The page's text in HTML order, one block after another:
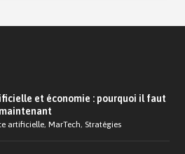
et économie : pourquoi il faut
artificielle,MarTech, Stratégies